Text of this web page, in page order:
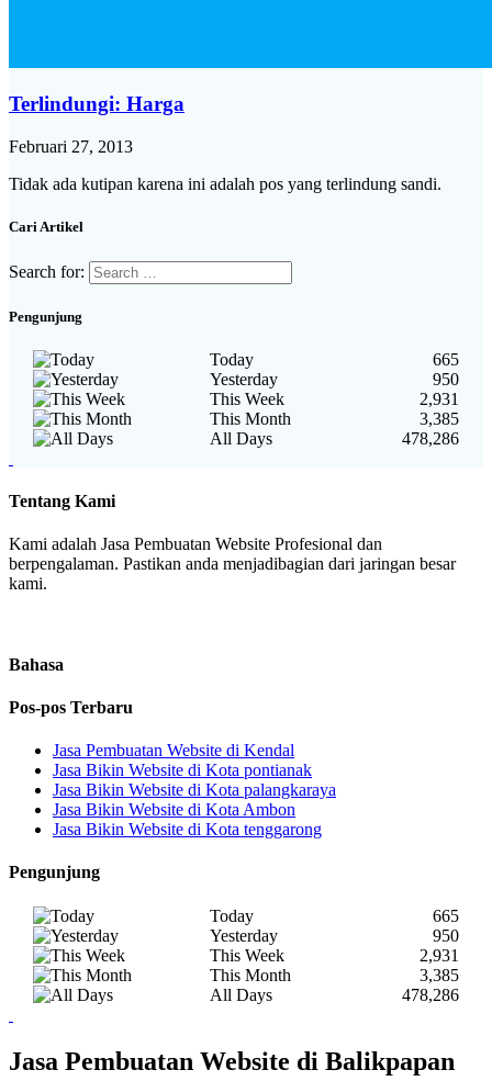
Terlindungi: Harga
Februari 27, 2013
Tidak ada kutipan karena ini adalah pos yang terlindung sandi.
Cari Artikel
Search for:
Pengunjung
Today
665
Yesterday
950
This Week
2,931
This Month
3,385
All Days
478,286
Tentang Kami
Kami adalah Jasa Pembuatan Website Profesional dan
berpengalaman. Pastikan anda menjadibagian dari jaringan besar
kami.
Bahasa
Pos-pos Terbaru
Jasa Pembuatan Website di Kendal
Jasa Bikin Website di Kota pontianak
Jasa Bikin Website di Kota palangkaraya
Jasa Bikin Website di Kota Ambon
Jasa Bikin Website di Kota tenggarong
Pengunjung
Today
665
Yesterday
950
This Week
2,931
This Month
3,385
All Days
478,286
Jasa Pembuatan Website di Balikpapan